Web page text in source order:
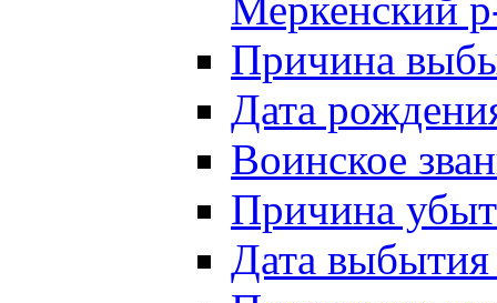
Причина
Дата
Воинское
Причина
Дата